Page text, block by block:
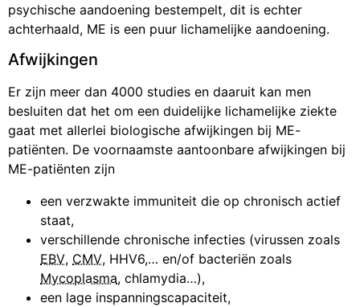
psychische aandoening bestempelt, dit is echter
achterhaald, ME is een puur lichamelijke aandoening.
Afwijkingen
Er zijn meer dan 4000 studies en daaruit kan men
besluiten dat het om een duidelijke lichamelijke ziekte
gaat met allerlei biologische afwijkingen bij ME-
patiënten. De voornaamste aantoonbare afwijkingen bij
ME-patiënten zijn
een verzwakte immuniteit die op chronisch actief
staat,
verschillende chronische infecties (virussen zoals
EBV, CMV, HHV6,… en/of bacteriën zoals
Mycoplasma, chlamydia…),
een lage inspanningscapaciteit,